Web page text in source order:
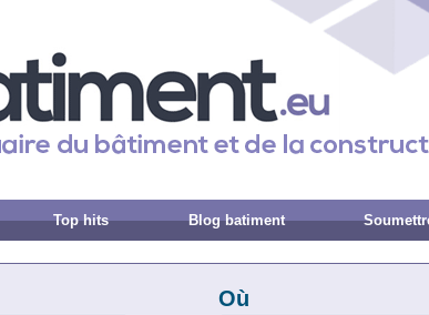
Top hits Blog batiment
Où